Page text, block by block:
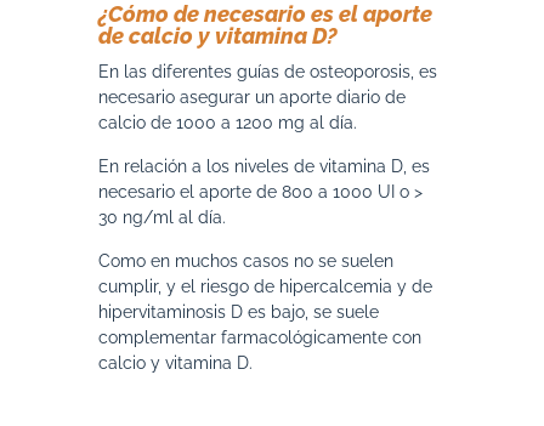
¿Cómo de necesario es el aporte
de calcio y vitamina D?
En las diferentes guías de osteoporosis, es
necesario asegurar un aporte diario de
calcio de 1000 a 1200 mg al día.
En relación a los niveles de vitamina D, es
necesario el aporte de 800 a 1000 UI o >
30 ng/ml al día.
Como en muchos casos no se suelen
cumplir, y el riesgo de hipercalcemia y de
hipervitaminosis D es bajo, se suele
complementar farmacológicamente con
calcio y vitamina D.